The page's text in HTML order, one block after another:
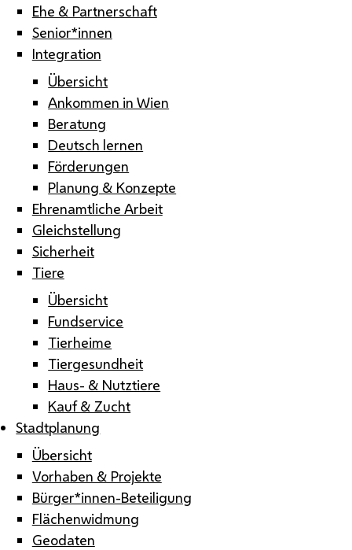
Ehe & Partnerschaft
Senior*innen
Integration
Übersicht
Ankommen in Wien
Beratung
Deutsch lernen
Förderungen
Planung & Konzepte
Ehrenamtliche Arbeit
Gleichstellung
Sicherheit
Tiere
Übersicht
Fundservice
Tierheime
Tiergesundheit
Haus- & Nutztiere
Kauf & Zucht
Stadtplanung
Übersicht
Vorhaben & Projekte
Bürger*innen-Beteiligung
Flächenwidmung
Geodaten